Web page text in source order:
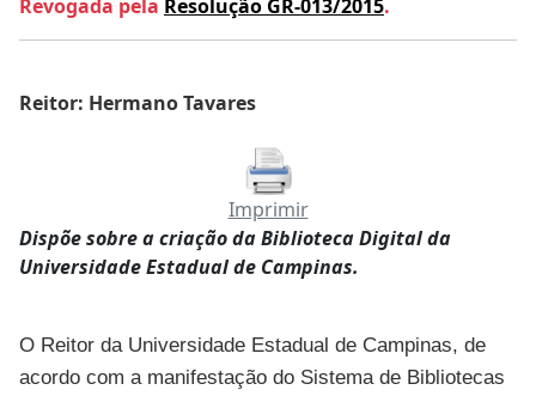
Revogada pela Resolução GR-013/2015.
Reitor: Hermano Tavares
Imprimir
Dispõe sobre a criação da Biblioteca Digital da
Universidade Estadual de Campinas.
O Reitor da Universidade Estadual de Campinas, de
acordo com a manifestação do Sistema de Bibliotecas